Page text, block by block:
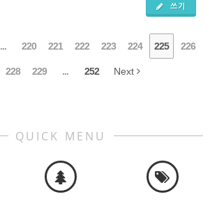
쓰기
... 220 221 222 223 224 225 226
228 229 ... 252 Next
QUICK MENU